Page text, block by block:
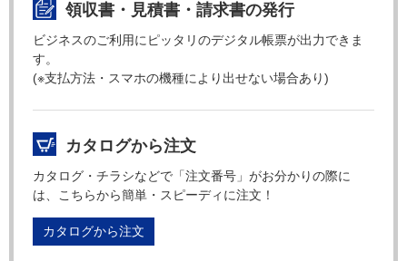
領収書・見積書・請求書の発行
ビジネスのご利用にピッタリのデジタル帳票が出力できま
す。
(※支払方法・スマホの機種により出せない場合あり)
カタログから注文
カタログ・チラシなどで「注文番号」がお分かりの際に
は、こちらから簡単・スピーディに注文！
カタログから注文